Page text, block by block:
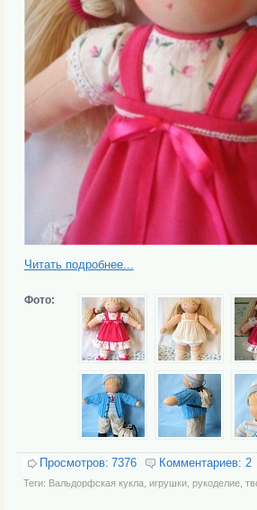
Читать подробнее...
Фото:
Просмотров: 7376 Комментариев: 2
Теги: Вальдорфская кукла, игрушки, рукоделие,